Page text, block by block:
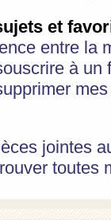
et
entre la
à
jointes
toutes